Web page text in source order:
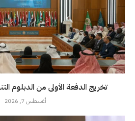
تخريج الدفعة الأولى من الدبلوم
أغسطس 7, 2026